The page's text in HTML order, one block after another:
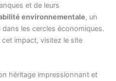
et de leurs
environnementale, un
les cercles économiques.
cet impact, visitez le site
héritage impressionnant et